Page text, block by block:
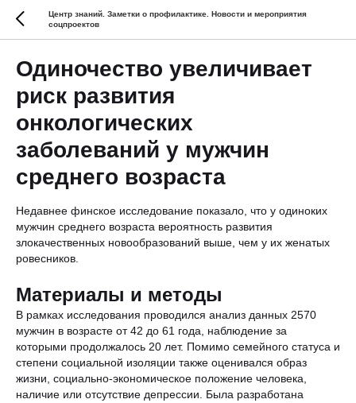
Центр знаний. Заметки о профилактике. Новости и мероприятия
соцпроектов
Одиночество увеличивает
риск развития
онкологических
заболеваний у мужчин
среднего возраста
Недавнее финское исследование показало, что у одиноких
мужчин среднего возраста вероятность развития
злокачественных новообразований выше, чем у их женатых
ровесников.
Материалы и методы
В рамках исследования проводился анализ данных 2570
мужчин в возрасте от 42 до 61 года, наблюдение за
которыми продолжалось 20 лет. Помимо семейного статуса и
степени социальной изоляции также оценивался образ
жизни, социально-экономическое положение человека,
наличие или отсутствие депрессии. Была разработана